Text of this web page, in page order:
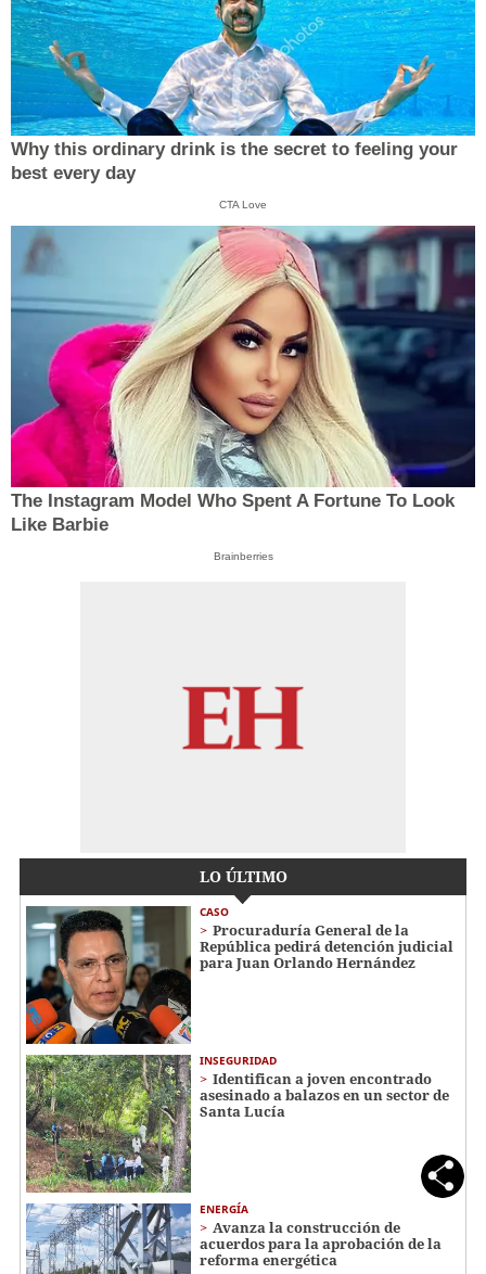
Why this ordinary drink is the secret to feeling your
best every day
CTA Love
The Instagram Model Who Spent A Fortune To Look
Like Barbie
Brainberries
LO ÚLTIMO
CASO
Procuraduría General de la
República pedirá detención judicial
para Juan Orlando Hernández
INSEGURIDAD
Identifican a joven encontrado
asesinado a balazos en un sector de
Santa Lucía
ENERGÍA
Avanza la construcción de
acuerdos para la aprobación de la
reforma energética